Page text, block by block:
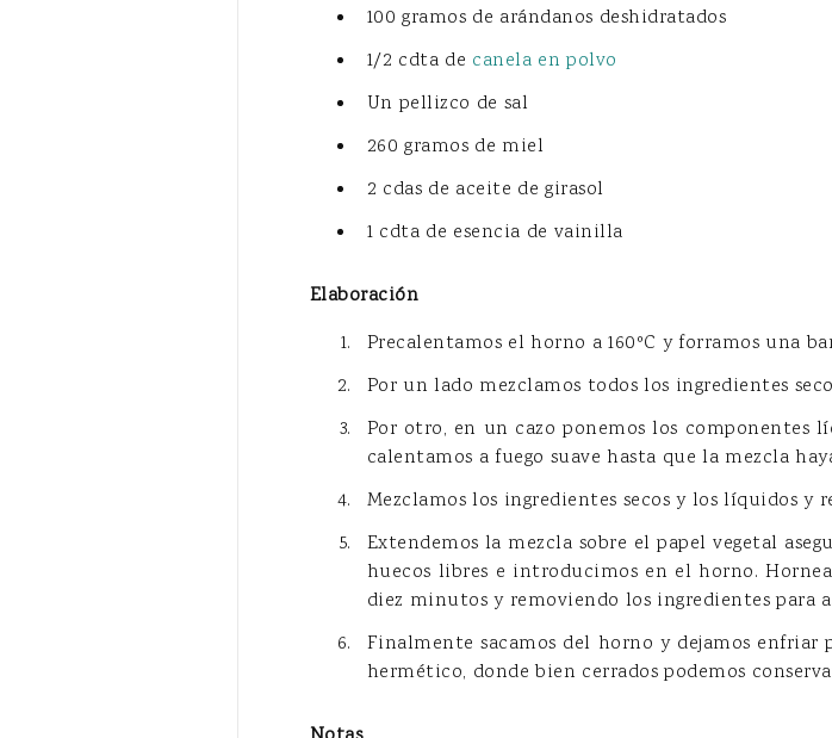
100 gramos de arándanos deshidratados
1/2 cdta de canela en polvo
Un pellizco de sal
260 gramos de miel
2 cdas de aceite de girasol
1 cdta de esencia de vainilla
Elaboración
Precalentamos el horno a 160ºC y forramos una
Por un lado mezclamos todos los ingredientes
Por otro, en un cazo ponemos los
calentamos a fuego suave hasta que la mezcla
Mezclamos los ingredientes secos y los líquidos
Extendemos la mezcla sobre el papel vegetal
huecos libres e introducimos en el horno.
diez minutos y removiendo los ingredientes para
Finalmente sacamos del horno y dejamos
hermético, donde bien cerrados podemos